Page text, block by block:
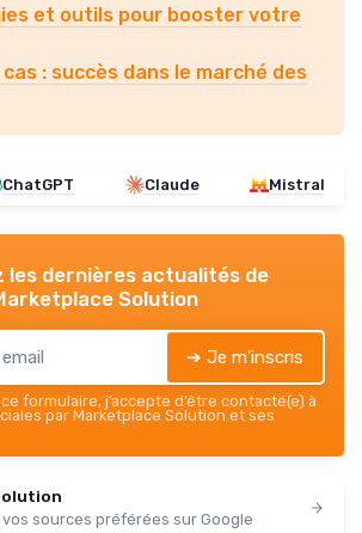
et outils pour booster votre
: succès dans le marché des
ChatGPT Claude Mistral
les dernières actualités de
Solution
➔ Je m'inscris
formulaire, j’accepte d’être contacté(e) à
par Marketplace Solution et ses
sources préférées sur Google